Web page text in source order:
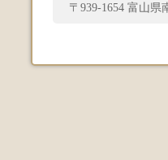
〒939-1654 富山